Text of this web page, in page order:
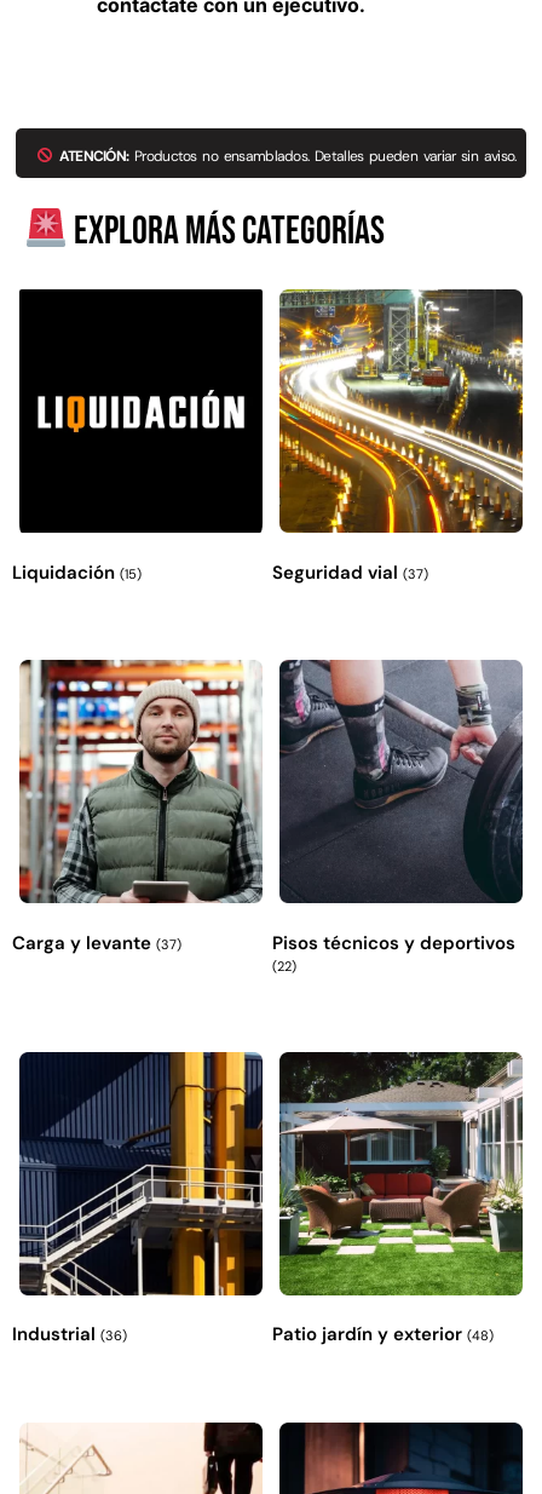
contáctate con un ejecutivo.
ATENCIÓN:Productos no ensamblados. Detalles pueden variar sin aviso.
Explora más categorías
Liquidación (15) Seguridad vial (37)
Carga y levante (37) Pisos técnicos y deportivos
(22)
Industrial (36) Patio jardín y exterior (48)
Explora más productos